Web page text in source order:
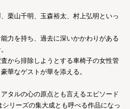
栗山千明、玉森裕太、村上弘明といっ
力を持ち、過去に深いかかわりがある
から排除しようとする車椅子の女性管
華なゲストが華を添える。
タルの心の原点とも言えるエピソード
リーズの集大成とも呼べる作品になっ